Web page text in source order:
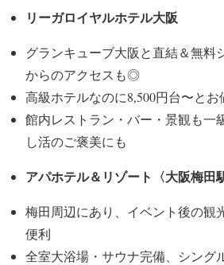
リーガロイヤルホテル大阪
グランキューブ大阪と直結＆無料
からのアクセスも◎
高級ホテルなのに8,500円台〜と
館内レストラン・バー・景観も一
し活のご褒美にも
アパホテル＆リゾート〈大阪梅田
梅田周辺にあり、イベント後の観
便利
全室大浴場・サウナ完備、シング